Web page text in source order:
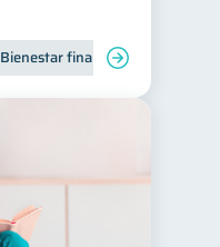
Bienestar financiero